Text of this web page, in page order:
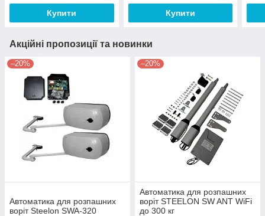
Купити Купити
Акційні пропозиції та новинки
–20%
Автоматика для розпашних
воріт Steelon SWA-320
–20%
Автоматика для розпашних
воріт STEELON SW ANT WiFi
до 300 кг